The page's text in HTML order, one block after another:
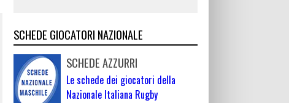
SCHEDE GIOCATORI NAZIONALE
SCHEDE AZZURRI
Le schede dei giocatori della
Nazionale Italiana Rugby